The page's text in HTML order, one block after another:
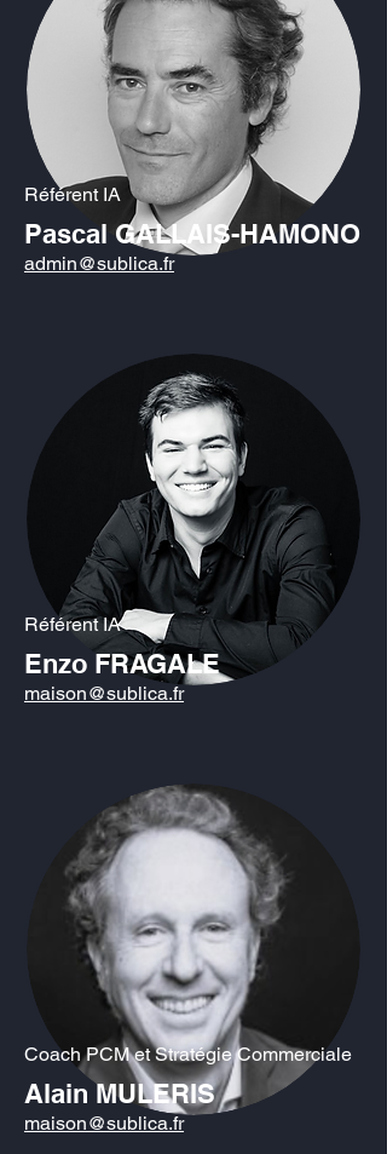
Référent IA
Pascal GALLAIS-HAMONO
admin@sublica.fr
Référent IA
Enzo FRAGALE
maison@sublica.fr
Coach PCM et Stratégie Commerciale
Alain MULERIS
maison@sublica.fr